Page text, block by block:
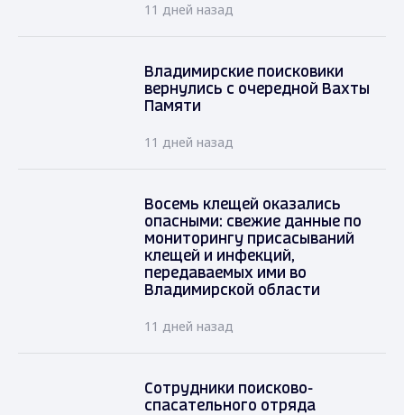
11 дней назад
Владимирские поисковики
вернулись с очередной Вахты
Памяти
11 дней назад
Восемь клещей оказались
опасными: свежие данные по
мониторингу присасываний
клещей и инфекций,
передаваемых ими во
Владимирской области
11 дней назад
Сотрудники поисково-
спасательного отряда